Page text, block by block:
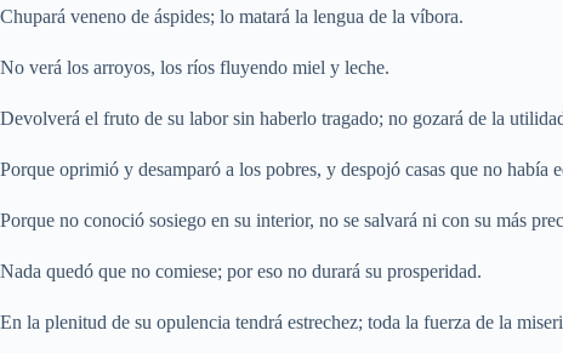
Chupará veneno de áspides; lo matará la lengua de la víbora.
No verá los arroyos, los ríos fluyendo miel y leche.
Devolverá el fruto de su labor sin haberlo tragado; no gozará de la
Porque oprimió y desamparó a los pobres, y despojó casas que no había
Porque no conoció sosiego en su interior, no se salvará ni con su más
Nada quedó que no comiese; por eso no durará su prosperidad.
En la plenitud de su opulencia tendrá estrechez; toda la fuerza de la